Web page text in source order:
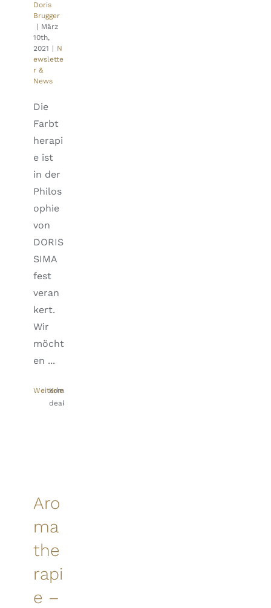
Doris
Brugger
| März
10th,
2021 | N
ewslette
r &
News
Die
Farbt
herapi
e ist
in der
Philos
ophie
von
DORIS
SIMA
fest
veran
kert.
Wir
möcht
en ...
Weiterlesen
Kommentare
deaktiviert
Aro
ma
the
rapi
e –